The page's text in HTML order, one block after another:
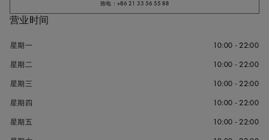
致电：+86 21 33 56 55 88
营业时间
星期一 10:00 - 22:00
星期二 10:00 - 22:00
星期三 10:00 - 22:00
星期四 10:00 - 22:00
星期五 10:00 - 22:00